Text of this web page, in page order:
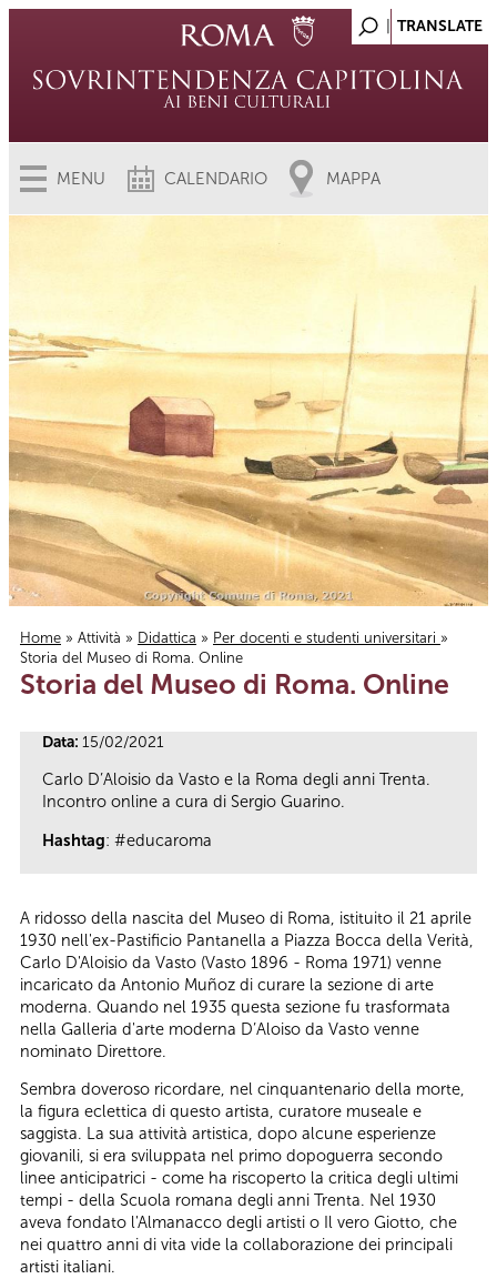
MENU CALENDARIO MAPPA
Tu sei qui
Home » Attività » Didattica » Per docenti e studenti universitari »
Storia del Museo di Roma. Online
Storia del Museo di Roma. Online
Data: 15/02/2021
Carlo D’Aloisio da Vasto e la Roma degli anni Trenta.
Incontro online a cura di Sergio Guarino.
Hashtag: #educaroma
A ridosso della nascita del Museo di Roma, istituito il 21 aprile
1930 nell'ex-Pastificio Pantanella a Piazza Bocca della Verità,
Carlo D'Aloisio da Vasto (Vasto 1896 - Roma 1971) venne
incaricato da Antonio Muñoz di curare la sezione di arte
moderna. Quando nel 1935 questa sezione fu trasformata
nella Galleria d'arte moderna D’Aloiso da Vasto venne
nominato Direttore.
Sembra doveroso ricordare, nel cinquantenario della morte,
la figura eclettica di questo artista, curatore museale e
saggista. La sua attività artistica, dopo alcune esperienze
giovanili, si era sviluppata nel primo dopoguerra secondo
linee anticipatrici - come ha riscoperto la critica degli ultimi
tempi - della Scuola romana degli anni Trenta. Nel 1930
aveva fondato l'Almanacco degli artisti o Il vero Giotto, che
nei quattro anni di vita vide la collaborazione dei principali
artisti italiani.